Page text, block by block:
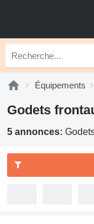
Équipements
Godets
5 annonces: